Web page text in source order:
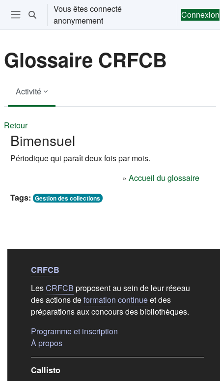
Passer au contenu principal
Ouvrir le menu de navigation
Activer/désactiver la saisie de recherche
Vous êtes connecté
anonymement
Connexion
Glossaire CRFCB
Activité
Retour
Bimensuel
Périodique qui paraît deux fois par mois.
» Accueil du glossaire
Tags: Gestion des collections
Liens de bas de
CRFCB
LesCRFCB proposent au sein de leur réseau
des actions deformation continueet des
préparations aux concours des bibliothèques.
Programme et inscription
À propos(s'ouvre dans un nouvel onglet)
Callisto